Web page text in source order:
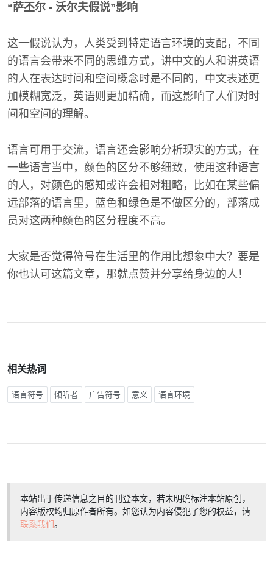
“萨丕尔 - 沃尔夫假说”影响
这一假说认为，人类受到特定语言环境的支配，不同
的语言会带来不同的思维方式，讲中文的人和讲英语
的人在表达时间和空间概念时是不同的，中文表述更
加模糊宽泛，英语则更加精确，而这影响了人们对时
间和空间的理解。
语言可用于交流，语言还会影响分析现实的方式，在
一些语言当中，颜色的区分不够细致，使用这种语言
的人，对颜色的感知或许会相对粗略，比如在某些偏
远部落的语言里，蓝色和绿色是不做区分的，部落成
员对这两种颜色的区分程度不高。
大家是否觉得符号在生活里的作用比想象中大？要是
你也认可这篇文章，那就点赞并分享给身边的人！
相关热词
语言符号 倾听者 广告符号 意义 语言环境
本站出于传递信息之目的刊登本文，若未明确标注本站原创，
内容版权均归原作者所有。如您认为内容侵犯了您的权益，请
联系我们。